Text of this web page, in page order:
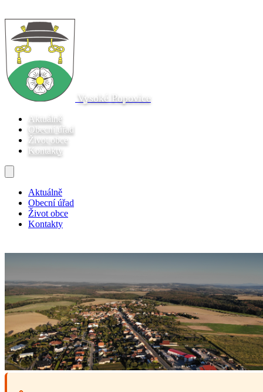
Vysoké Popovice
Aktuálně
Obecní úřad
Život obce
Kontakty
Aktuálně
Obecní úřad
Život obce
Kontakty